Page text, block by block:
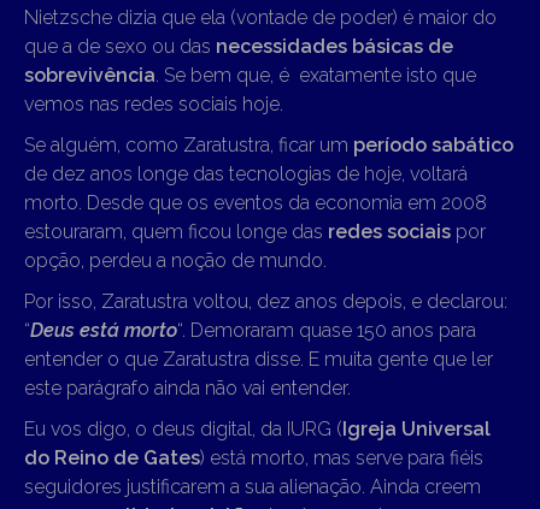
Nietzsche dizia que ela (vontade de poder) é maior do
que a de sexo ou das necessidades básicas de
sobrevivência. Se bem que, é exatamente isto que
vemos nas redes sociais hoje.
Se alguém, como Zaratustra, ficar um período sabático
de dez anos longe das tecnologias de hoje, voltará
morto. Desde que os eventos da economia em 2008
estouraram, quem ficou longe das redes sociais por
opção, perdeu a noção de mundo.
Por isso, Zaratustra voltou, dez anos depois, e declarou:
“Deus está morto“. Demoraram quase 150 anos para
entender o que Zaratustra disse. E muita gente que ler
este parágrafo ainda não vai entender.
Eu vos digo, o deus digital, da IURG ( Igreja Universal
do Reino de Gates) está morto, mas serve para fiéis
seguidores justificarem a sua alienação. Ainda creem